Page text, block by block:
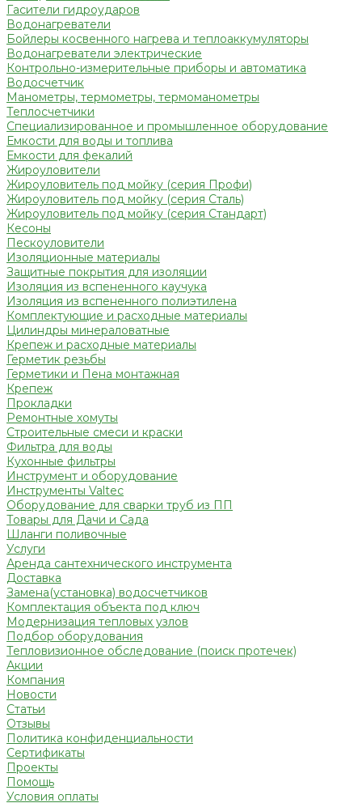
Гасители гидроударов
Водонагреватели
Бойлеры косвенного нагрева и теплоаккумуляторы
Водонагреватели электрические
Контрольно-измерительные приборы и автоматика
Водосчетчик
Манометры, термометры, термоманометры
Теплосчетчики
Специализированное и промышленное оборудование
Емкости для воды и топлива
Емкости для фекалий
Жироуловители
Жироуловитель под мойку (серия Профи)
Жироуловитель под мойку (серия Сталь)
Жироуловитель под мойку (серия Стандарт)
Кесоны
Пескоуловители
Изоляционные материалы
Защитные покрытия для изоляции
Изоляция из вспененного каучука
Изоляция из вспененного полиэтилена
Комплектующие и расходные материалы
Цилиндры минераловатные
Крепеж и расходные материалы
Герметик резьбы
Герметики и Пена монтажная
Крепеж
Прокладки
Ремонтные хомуты
Строительные смеси и краски
Фильтра для воды
Кухонные фильтры
Инструмент и оборудование
Инструменты Valtec
Оборудование для сварки труб из ПП
Товары для Дачи и Сада
Шланги поливочные
Услуги
Аренда сантехнического инструмента
Доставка
Замена(установка) водосчетчиков
Комплектация объекта под ключ
Модернизация тепловых узлов
Подбор оборудования
Тепловизионное обследование (поиск протечек)
Акции
Компания
Новости
Статьи
Отзывы
Политика конфиденциальности
Сертификаты
Проекты
Помощь
Условия оплаты